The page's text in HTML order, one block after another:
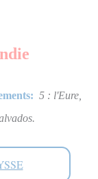
5 : l'Eure,